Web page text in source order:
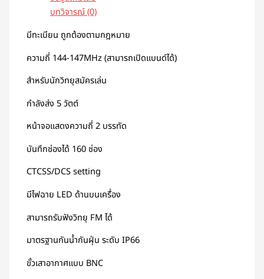
บทวิจารณ์ (0)
มีทะเบียน ถูกต้องตามกฎหมาย
ความถี่ 144-147MHz (สามารถเปิดแบนด์ได้)
สำหรับนักวิทยุสมัครเล่น
กำลังส่ง 5 วัตต์
หน้าจอแสดงความถี่ 2 บรรทัด
บันทึกช่องได้ 160 ช่อง
CTCSS/DCS setting
มีไฟฉาย LED ด้านบนเครื่อง
สามารถรับฟังวิทยุ FM ได้
มาตรฐานกันน้ำกันฝุ่น ระดับ IP66
ขั้วเสาอากาศแบบ BNC